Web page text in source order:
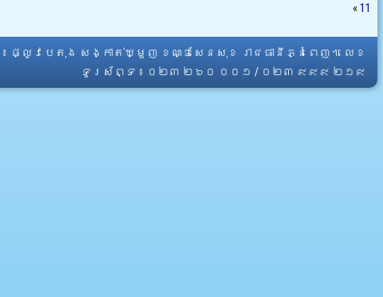
«11
៖ ផ្លូវបេតុង សង្កាត់ឃ្មួញ ខណ្ឌសែនសុខ រាជធានីភ្នំពេញ។ លេខ
ទូរស័ព្ទ ៖ ០២៣ ២៦០ ០០១ / ០២៣ ៩៩៩ ២១៩